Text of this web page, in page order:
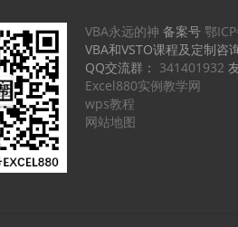
VBA永远的神 备案号鄂
VBA和VSTO课程及定制咨
QQ交流群： 341401932
Excel880实例教学网
wps教程
网站地图